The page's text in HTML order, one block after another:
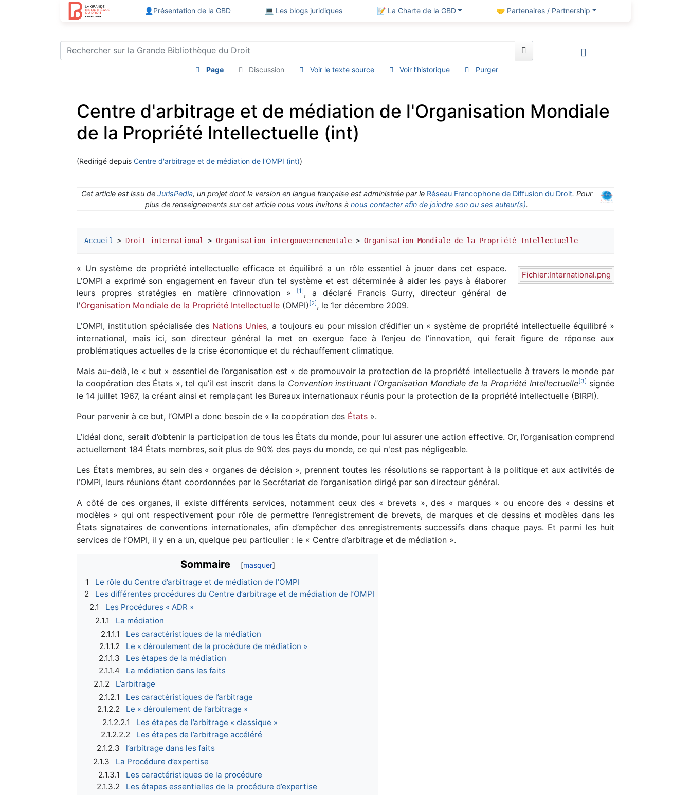
👤Présentation de la GBD 💻 Les blogs juridiques 📝 La Charte de la GBD 🤝 Partenaires / Partnership
Page Discussion Voir le texte source Voir l’historique Purger
Centre d'arbitrage et de médiation de l'Organisation Mondiale
de la Propriété Intellectuelle (int)
(Redirigé depuis Centre d'arbitrage et de médiation de l'OMPI (int))
Cet article est issu de JurisPedia, un projet dont la version en langue française est administrée par le Réseau Francophone de Diffusion du Droit. Pour
plus de renseignements sur cet article nous vous invitons à nous contacter afin de joindre son ou ses auteur(s).
Accueil > Droit international > Organisation intergouvernementale > Organisation Mondiale de la Propriété Intellectuelle
Fichier:International.png
« Un système de propriété intellectuelle efficace et équilibré a un rôle essentiel à jouer dans cet espace.
L’OMPI a exprimé son engagement en faveur d’un tel système et est déterminée à aider les pays à élaborer
leurs propres stratégies en matière d’innovation »
[1], a déclaré Francis Gurry, directeur général de
l'Organisation Mondiale de la Propriété Intellectuelle (OMPI) [2], le 1er décembre 2009.
L’OMPI, institution spécialisée des Nations Unies, a toujours eu pour mission d’édifier un « système de propriété intellectuelle équilibré »
international, mais ici, son directeur général la met en exergue face à l’enjeu de l’innovation, qui ferait figure de réponse aux
problématiques actuelles de la crise économique et du réchauffement climatique.
Mais au-delà, le « but » essentiel de l’organisation est « de promouvoir la protection de la propriété intellectuelle à travers le monde par
la coopération des États », tel qu’il est inscrit dans la Convention instituant l'Organisation Mondiale de la Propriété Intellectuelle[3] signée
le 14 juillet 1967, la créant ainsi et remplaçant les Bureaux internationaux réunis pour la protection de la propriété intellectuelle (BIRPI).
Pour parvenir à ce but, l’OMPI a donc besoin de « la coopération des États ».
L’idéal donc, serait d’obtenir la participation de tous les États du monde, pour lui assurer une action effective. Or, l’organisation comprend
actuellement 184 États membres, soit plus de 90% des pays du monde, ce qui n'est pas négligeable.
Les États membres, au sein des « organes de décision », prennent toutes les résolutions se rapportant à la politique et aux activités de
l’OMPI, leurs réunions étant coordonnées par le Secrétariat de l’organisation dirigé par son directeur général.
A côté de ces organes, il existe différents services, notamment ceux des « brevets », des « marques » ou encore des « dessins et
modèles » qui ont respectivement pour rôle de permettre l’enregistrement de brevets, de marques et de dessins et modèles dans les
États signataires de conventions internationales, afin d’empêcher des enregistrements successifs dans chaque pays. Et parmi les huit
services de l’OMPI, il y en a un, quelque peu particulier : le « Centre d’arbitrage et de médiation ».
Sommaire
1
Le rôle du Centre d’arbitrage et de médiation de l’OMPI
2
Les différentes procédures du Centre d’arbitrage et de médiation de l’OMPI
2.1
Les Procédures « ADR »
2.1.1
La médiation
2.1.1.1
Les caractéristiques de la médiation
2.1.1.2
Le « déroulement de la procédure de médiation »
2.1.1.3
Les étapes de la médiation
2.1.1.4
La médiation dans les faits
2.1.2
L’arbitrage
2.1.2.1
Les caractéristiques de l’arbitrage
2.1.2.2
Le « déroulement de l’arbitrage »
2.1.2.2.1
Les étapes de l’arbitrage « classique »
2.1.2.2.2
Les étapes de l’arbitrage accéléré
2.1.2.3
l’arbitrage dans les faits
2.1.3
La Procédure d’expertise
2.1.3.1
Les caractéristiques de la procédure
2.1.3.2
Les étapes essentielles de la procédure d’expertise